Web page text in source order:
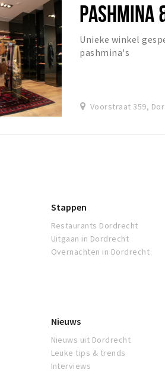
PASHMINA
Unieke winkel
pashmina's
Voorstraat 359,
Stappen
Restaurants Dordrecht
Uitgaan in Dordrecht
Overnachten in Dordrecht
Nieuws
Nieuws uit Dordrecht
Leuke tips & trends
Interviews